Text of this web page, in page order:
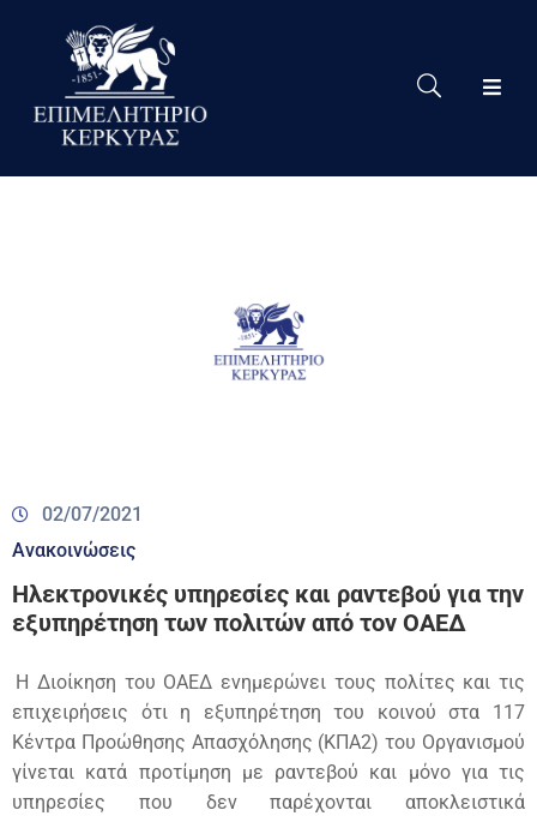
Το
Eπιμελητήριο
02/07/2021
Ανακοινώσεις
Ηλεκτρονικές υπηρεσίες και ραντεβού για την
εξυπηρέτηση των πολιτών από τον ΟΑΕΔ
Η Διοίκηση του ΟΑΕΔ ενημερώνει τους πολίτες και τις
επιχειρήσεις ότι η εξυπηρέτηση του κοινού στα 117
Κέντρα Προώθησης Απασχόλησης (ΚΠΑ2) του Οργανισμού
γίνεται κατά προτίμηση με ραντεβού και μόνο για τις
υπηρεσίες που δεν παρέχονται αποκλειστικά